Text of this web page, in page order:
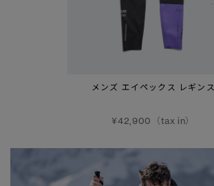
メンズ エイペックス レギンス
¥42,900（tax in）